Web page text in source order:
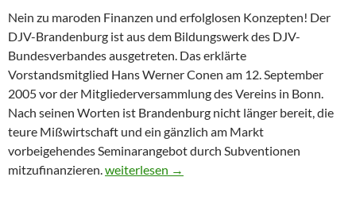
Nein zu maroden Finanzen und erfolglosen Konzepten! Der
DJV-Brandenburg ist aus dem Bildungswerk des DJV-
Bundesverbandes ausgetreten. Das erklärte
Vorstandsmitglied Hans Werner Conen am 12. September
2005 vor der Mitgliederversammlung des Vereins in Bonn.
Nach seinen Worten ist Brandenburg nicht länger bereit, die
teure Mißwirtschaft und ein gänzlich am Markt
vorbeigehendes Seminarangebot durch Subventionen
mitzufinanzieren.Brandenburg sagt dem DJV-Bildungswerk
weiterlesen →